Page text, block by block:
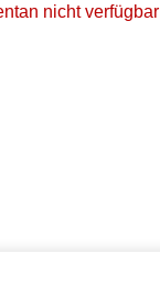
nicht verfügbar